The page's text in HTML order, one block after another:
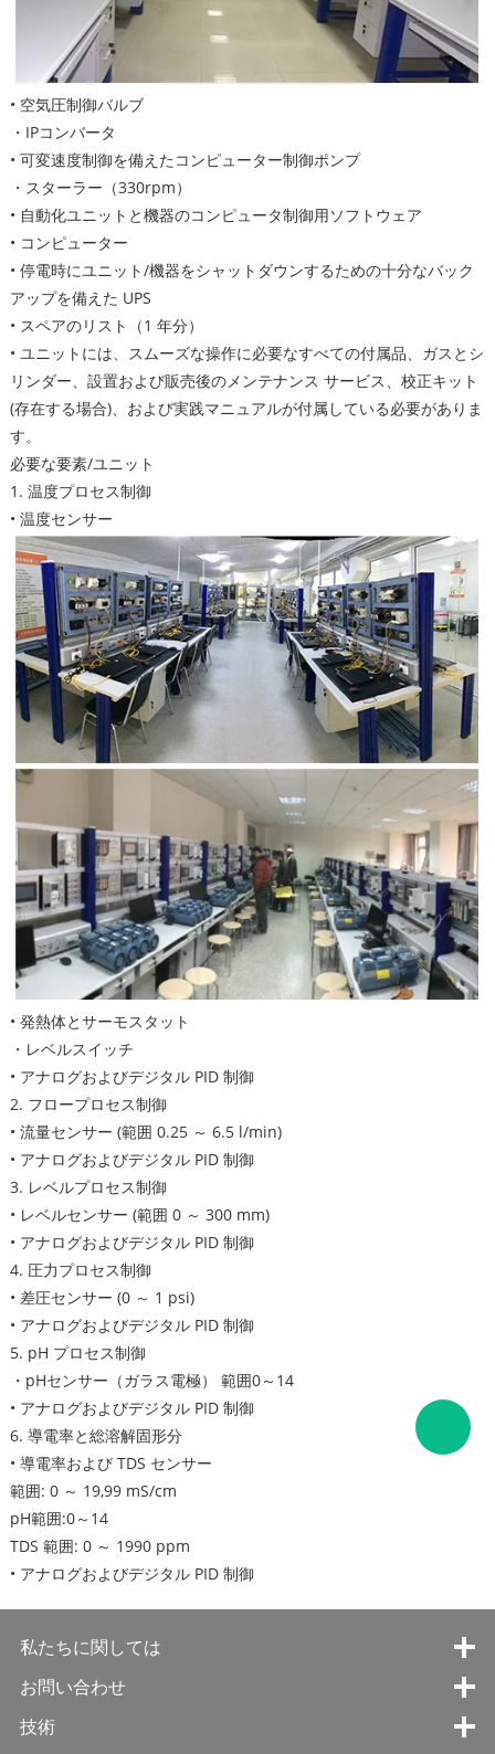
• 空気圧制御バルブ
・IPコンバータ
• 可変速度制御を備えたコンピューター制御ポンプ
・スターラー（330rpm）
• 自動化ユニットと機器のコンピュータ制御用ソフトウェア
• コンピューター
• 停電時にユニット/機器をシャットダウンするための十分なバック
アップを備えた UPS
• スペアのリスト（1 年分）
• ユニットには、スムーズな操作に必要なすべての付属品、ガスとシ
リンダー、設置および販売後のメンテナンス サービス、校正キット
(存在する場合)、および実践マニュアルが付属している必要がありま
す。
必要な要素/ユニット
1. 温度プロセス制御
• 温度センサー
• 発熱体とサーモスタット
・レベルスイッチ
• アナログおよびデジタル PID 制御
2. フロープロセス制御
• 流量センサー (範囲 0.25 ～ 6.5 l/min)
• アナログおよびデジタル PID 制御
3. レベルプロセス制御
• レベルセンサー (範囲 0 ～ 300 mm)
• アナログおよびデジタル PID 制御
4. 圧力プロセス制御
• 差圧センサー (0 ～ 1 psi)
• アナログおよびデジタル PID 制御
5. pH プロセス制御
・pHセンサー（ガラス電極） 範囲0～14
• アナログおよびデジタル PID 制御
6. 導電率と総溶解固形分
• 導電率および TDS センサー
範囲: 0 ～ 19,99 mS/cm
pH範囲:0～14
TDS 範囲: 0 ～ 1990 ppm
• アナログおよびデジタル PID 制御
私たちに関しては
お問い合わせ
技術